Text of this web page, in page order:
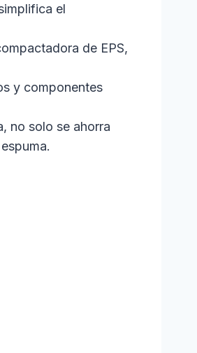
el
de EPS,
y componentes
no solo se ahorra